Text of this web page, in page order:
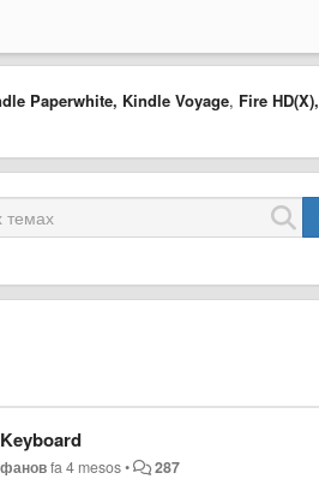
Paperwhite, Kindle Voyage, Fire HD(X),
fa 4 mesos• 287